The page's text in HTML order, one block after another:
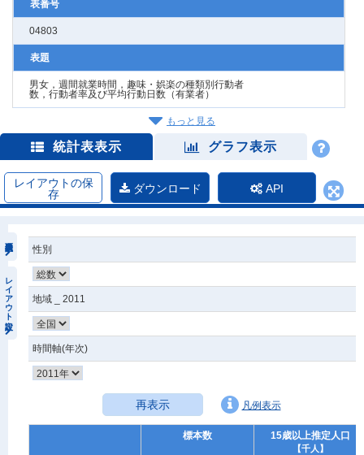
表番号
04803
表題
男女，週間就業時間，趣味・娯楽の種類別行動者
数，行動者率及び平均行動日数（有業者）
もっと見る
統計表表示 グラフ表示
レイアウトの保
存
ダウンロード API
レイアウト設定
性別
地域 _ 2011
時間軸(年次)
再表示 凡例表示
標本数 15歳以上推定人口
【千人】